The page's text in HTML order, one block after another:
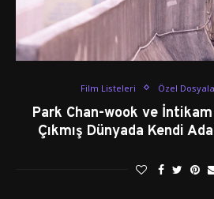
Film Listeleri Özel
Park Chan-wook ve
Çıkmış Dünyada Kendi